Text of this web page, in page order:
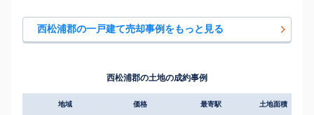
西松浦郡の一戸建て売却事例をもっと見る
西松浦郡の土地の成約事例
地域 価格 最寄駅 土地面積